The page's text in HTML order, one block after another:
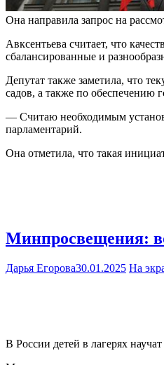
Она направила запрос на
Авксентьева считает, что
сбалансированные и
Депутат также заметила, что
садов, а также по обеспечению
— Считаю необходимым
парламентарий.
Она отметила, что такая
Минпросвещения:
Дарья Егорова30.01.2025 На
В России детей в лагерях